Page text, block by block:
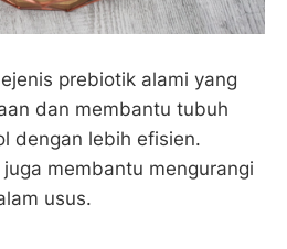
prebiotik alami yang
dan membantu tubuh
dengan lebih efisien.
membantu mengurangi
usus.